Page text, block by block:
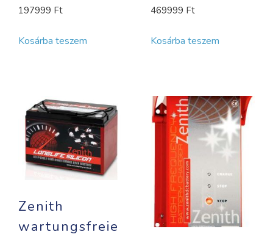
197999 Ft
Kosárba teszem
469999 Ft
Kosárba teszem
Zenith
wartungsfreie